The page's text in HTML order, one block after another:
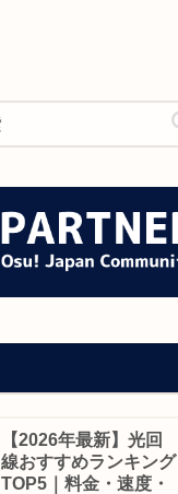
【2026年最新】光回
線おすすめランキング
TOP5｜料金・速度・